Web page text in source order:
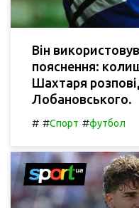
Він
пояснення:
Шахтаря
Лобановського.
# #Спорт #футбол